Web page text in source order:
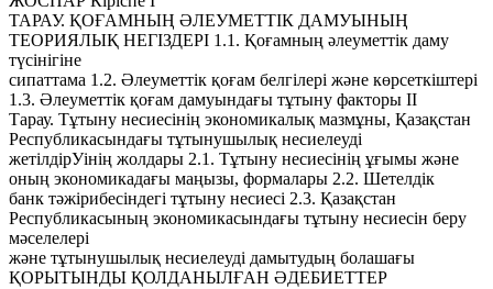
ТАРАУ. ҚОҒАМНЫҢ ӘЛЕУМЕТТІК ДАМУЫНЫҢ
ТЕОРИЯЛЫҚ НЕГІЗДЕРІ 1.1. Қоғамның әлеуметтік даму
түсінігіне
сипаттама 1.2. Әлеуметтік қоғам белгілері және көрсеткіштері
1.3. Әлеуметтік қоғам дамуындағы тұтыну факторы ІІ
Тарау. Тұтыну несиесінің экономикалық мазмұны, Қазақстан
Республикасындағы тұтынушылық несиелеуді
жетілдірУінің жолдары 2.1. Тұтыну несиесінің ұғымы және
оның экономикадағы маңызы, формалары 2.2. Шетелдік
банк тәжірибесіндегі тұтыну несиесі 2.3. Қазақстан
Республикасының экономикасындағы тұтыну несиесін беру
мәселелері
және тұтынушылық несиелеуді дамытудың болашағы
ҚОРЫТЫНДЫ ҚОЛДАНЫЛҒАН ӘДЕБИЕТТЕР